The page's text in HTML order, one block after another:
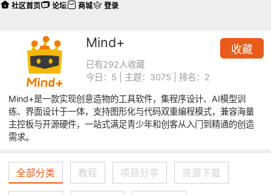
收藏
Mind+
已有292人收藏
今日：5 | 主题：3075 | 排名：2
Mind+是一款实现创意造物的工具软件，集程序设计、AI模型训
练、界面设计于一体，支持图形化与代码双重编程模式，兼容海量
主控板与开源硬件，一站式满足青少年和创客从入门到精通的创造
需求。
全部分类 教程 项目分享 资源下载
社区首页 论坛 商城 登录